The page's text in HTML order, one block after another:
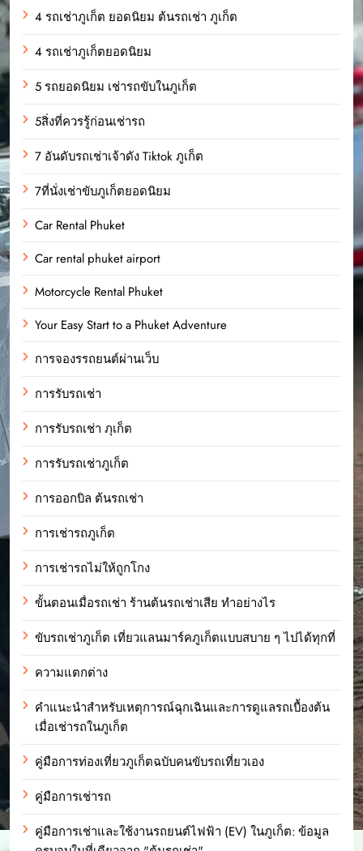
4 รถเช่าภูเก็ต ยอดนิยม ต้นรถเช่า ภูเก็ต
4 รถเช่าภูเก็ตยอดนิยม
5 รถยอดนิยม เช่ารถขับในภูเก็ต
5สิ่งที่ควรรู้ก่อนเช่ารถ
7 อันดับรถเช่าเจ้าดัง Tiktok ภูเก็ต
7ที่นั่งเช่าขับภูเก็ตยอดนิยม
Car Rental Phuket
Car rental phuket airport
Motorcycle Rental Phuket
Your Easy Start to a Phuket Adventure
การจองรรถยนต์ผ่านเว็บ
การรับรถเช่า
การรับรถเช่า ภุเก็ต
การรับรถเช่าภูเก็ต
การออกบิล ต้นรถเช่า
การเช่ารถภูเก็ต
การเช่ารถไม่ให้ถูกโกง
ขั้นตอนเมื่อรถเช่า ร้านต้นรถเช่าเสีย ทำอย่างไร
ขับรถเช่าภูเก็ต เที่ยวแลนมาร์คภูเก็ตแบบสบาย ๆ ไปได้ทุกที่
ความแตกต่าง
คำแนะนำสำหรับเหตุการณ์ฉุกเฉินและการดูแลรถเบื้องต้น
เมื่อเช่ารถในภูเก็ต
คู่มือการท่องเที่ยวภูเก็ตฉบับคนขับรถเที่ยวเอง
คู่มือการเช่ารถ
คู่มือการเช่าและใช้งานรถยนต์ไฟฟ้า (EV) ในภูเก็ต: ข้อมูล